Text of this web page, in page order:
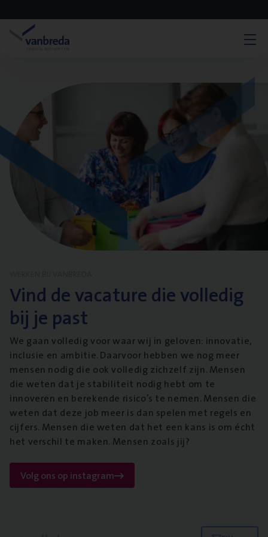
Vind de vacature die volledig
bij je past
We gaan volledig voor waar wij in geloven: innovatie,
inclusie en ambitie. Daarvoor hebben we nog meer
mensen nodig die ook volledig zichzelf zijn. Mensen
die weten dat je stabiliteit nodig hebt om te
innoveren en berekende risico’s te nemen. Mensen die
weten dat deze job meer is dan spelen met regels en
cijfers. Mensen die weten dat het een kans is om écht
het verschil te maken. Mensen zoals jij?
Volg ons op instagram